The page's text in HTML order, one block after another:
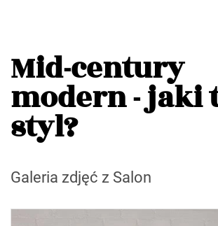
Mid-century
modern - jaki
styl?
Galeria zdjęć z Salon